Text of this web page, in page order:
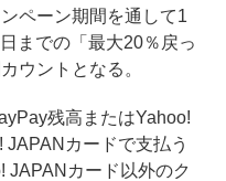
ペーン期間を通して1
までの「最大20％戻っ
ウントとなる。
残高またはYahoo!
カードで支払う
JAPANカード以外のク